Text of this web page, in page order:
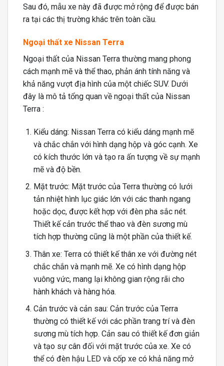
Sau đó, mẫu xe này đã được mở rộng để được bán
ra tại các thị trường khác trên toàn cầu.
Ngoại thất xe Nissan Terra
Ngoại thất của Nissan Terra thường mang phong
cách mạnh mẽ và thể thao, phản ánh tính năng và
khả năng vượt địa hình của một chiếc SUV. Dưới
đây là mô tả tổng quan về ngoại thất của Nissan
Terra :
Kiểu dáng: Nissan Terra có kiểu dáng mạnh mẽ
và chắc chắn với hình dạng hộp và góc cạnh. Xe
có kích thước lớn và tạo ra ấn tượng về sự mạnh
mẽ và độ bền.
Mặt trước: Mặt trước của Terra thường có lưới
tản nhiệt hình lục giác lớn với các thanh ngang
hoặc dọc, được kết hợp với đèn pha sắc nét.
Thiết kế cản trước thể thao và đèn sương mù
tích hợp thường cũng là một phần của thiết kế.
Thân xe: Terra có thiết kế thân xe với đường nét
chắc chắn và mạnh mẽ. Xe có hình dạng hộp
vuông vức, mang lại không gian rộng rãi cho
hành khách và hàng hóa.
Cản trước và cản sau: Cản trước của Terra
thường có thiết kế với các phần trang trí và đèn
sương mù tích hợp. Cản sau có thiết kế đơn giản
và tạo sự cân đối với mặt trước của xe. Xe có
thể có đèn hậu LED và cốp xe có khả năng mở